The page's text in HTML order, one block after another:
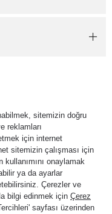
arası​
A.Ş. Franchise
Her hakkı saklıdır.